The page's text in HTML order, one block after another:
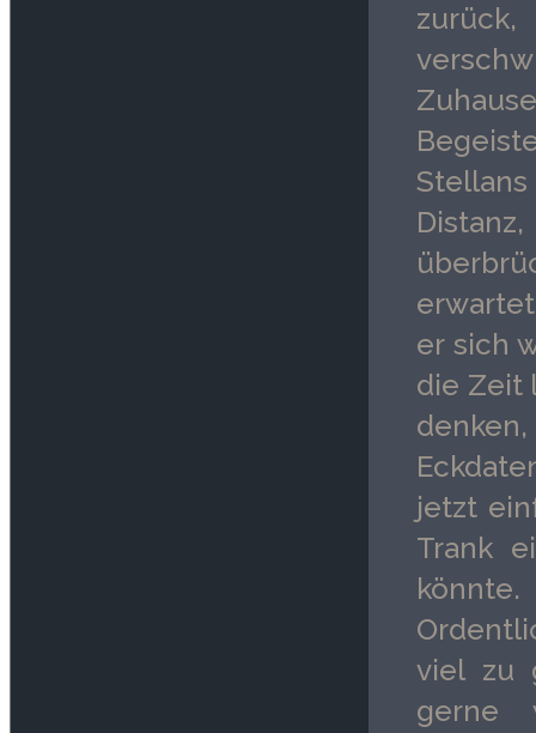
zurück,
er sich
die Zeit
jetzt
Trank
könnte.
viel zu
gerne